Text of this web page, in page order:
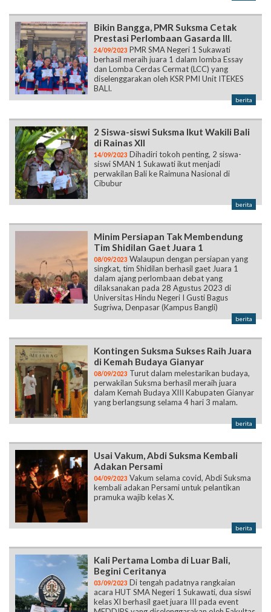
Bikin Bangga, PMR Suksma Cetak
Prestasi Perlombaan Gasarda III.
24/09/2023 PMR SMA Negeri 1 Sukawati
berhasil meraih juara 1 dalam lomba Essay
dan Lomba Cerdas Cermat (LCC) yang
diselenggarakan oleh KSR PMI Unit ITEKES
BALI.
berita
2 Siswa-siswi Suksma Ikut Wakili Bali
di Rainas XII
14/09/2023 Dihadiri tokoh penting, 2 siswa-
siswi SMAN 1 Sukawati ikut menjadi
perwakilan Bali ke Raimuna Nasional di
Cibubur
berita
Minim Persiapan Tak Membendung
Tim Shidilan Gaet Juara 1
08/09/2023 Walaupun dengan persiapan yang
singkat, tim Shidilan berhasil gaet Juara 1
dalam ajang perlombaan debat yang
dilaksanakan pada 28 Agustus 2023 di
Universitas Hindu Negeri I Gusti Bagus
Sugriwa, Denpasar (Kampus Bangli)
berita
Kontingen Suksma Sukses Raih Juara
di Kemah Budaya Gianyar
08/09/2023 Turut dalam melestarikan budaya,
perwakilan Suksma berhasil meraih juara
dalam Kemah Budaya XIII Kabupaten Gianyar
yang berlangsung selama 4 hari 3 malam.
berita
Usai Vakum, Abdi Suksma Kembali
Adakan Persami
04/09/2023 Vakum selama covid, Abdi Suksma
kembali adakan Persami untuk pelantikan
pramuka wajib kelas X.
berita
Kali Pertama Lomba di Luar Bali,
Begini Ceritanya
03/09/2023 Di tengah padatnya rangkaian
acara HUT SMA Negeri 1 Sukawati, dua siswi
kelas XI berhasil gaet juara III pada event